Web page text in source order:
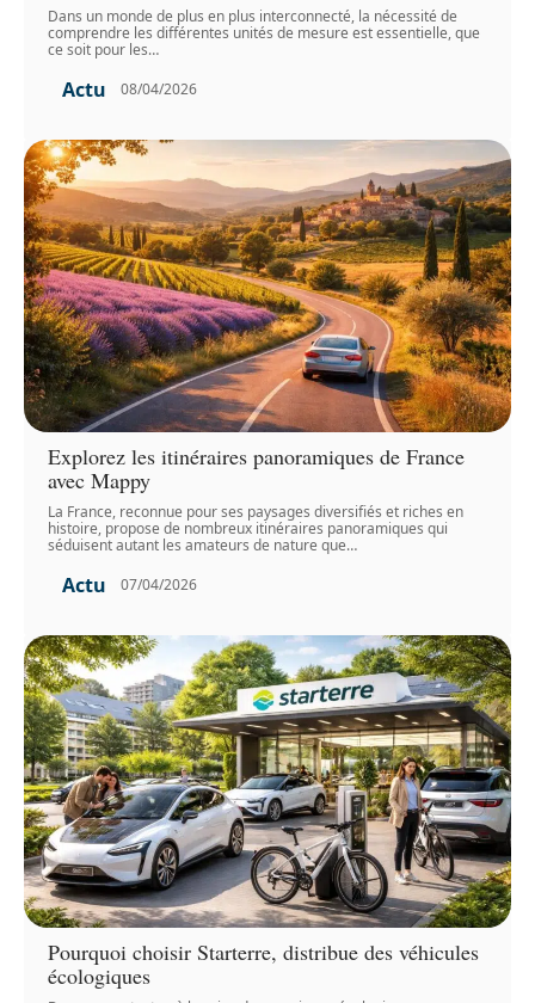
Dans un monde de plus en plus interconnecté, la nécessité de
comprendre les différentes unités de mesure est essentielle, que
ce soit pour les…
Actu 08/04/2026
Explorez les itinéraires panoramiques de France
avec Mappy
La France, reconnue pour ses paysages diversifiés et riches en
histoire, propose de nombreux itinéraires panoramiques qui
séduisent autant les amateurs de nature que…
Actu 07/04/2026
Pourquoi choisir Starterre, distribue des véhicules
écologiques